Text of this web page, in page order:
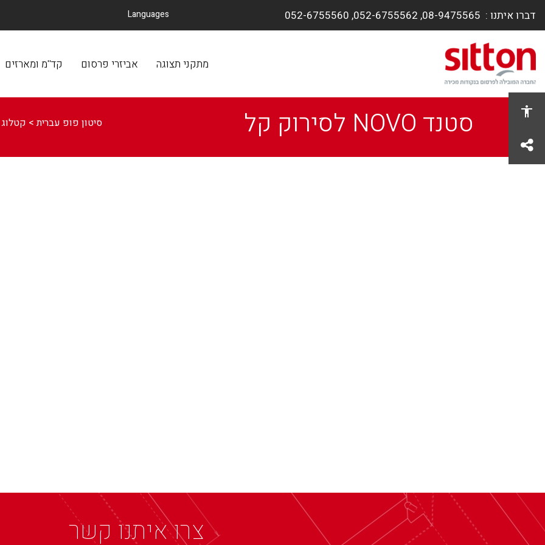
share
דברו איתנו : 08-9475565, ​052-6755562, 052-6755560
Languages
מתקני תצוגהמתקני תצוגה
אביזרי פרסום אביזרי פרסום
קד''מ ומארזים
סטנד NOVO לסירוק קל סיטון פופ עברית> קטלוג
צרו איתנו קשר